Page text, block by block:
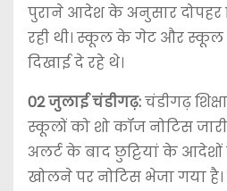
पुराने आदेश के अनुसार दोपहर
रही थी। स्कूल के गेट और
दिखाई दे रहे थे।
02 जुलाईचंडीगढ़:चंडीगढ़
स्कूलों को शो कॉज नोटिस
अलर्ट के बाद छुट्टियां के
खोलने पर नोटिस भेजा गया